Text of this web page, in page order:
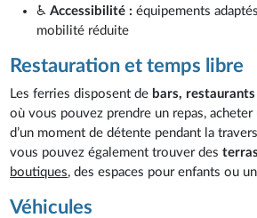
♿Accessibilité : équipements
mobilité réduite
Restauration et temps libre
Les ferries disposent de bars,
où vous pouvez prendre un repas,
d’un moment de détente pendant la
vous pouvez également trouver des
boutiques, des espaces pour enfants ou
Véhicules